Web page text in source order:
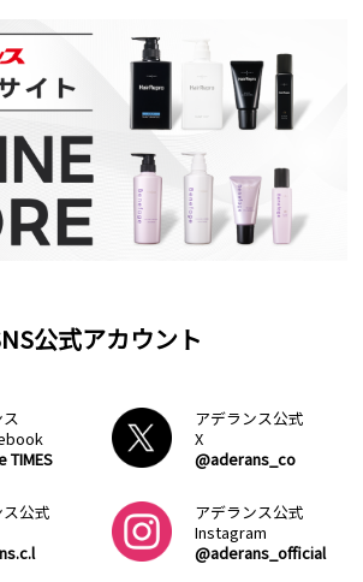
公式アカウント
TIMES
アデランス公式
X
@aderans_co
公式
アデランス公式
Instagram
@aderans_official